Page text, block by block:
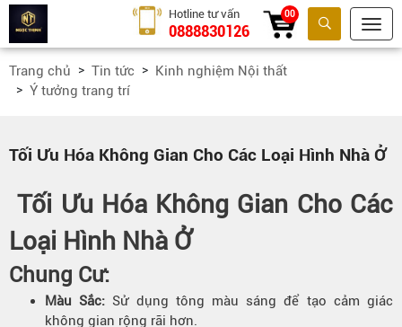
Tìm kiếm
Hotline tư vấn
0888830126
00
Trang chủ Tin tức
Kinh nghiệm Nội thất
Ý tưởng trang trí
Tối Ưu Hóa Không Gian Cho Các Loại Hình Nhà Ở
Tối Ưu Hóa Không Gian Cho Các
Loại Hình Nhà Ở
Chung Cư:
Màu Sắc: Sử dụng tông màu sáng để tạo cảm giác
không gian rộng rãi hơn.